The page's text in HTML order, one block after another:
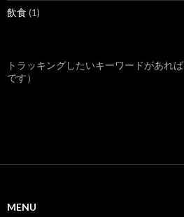
飲食 (1)
トラッキングしたいキーワードがあれば
です）
MENU